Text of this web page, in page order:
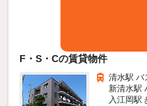
F・S・Cの賃貸物件
清水駅 バ
新清水駅
入江岡駅